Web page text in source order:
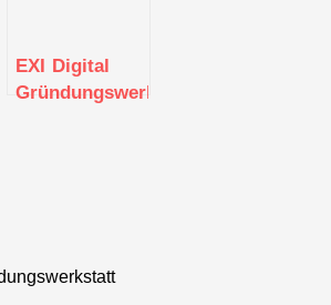
EXI Digital
Gründungswerkstatt